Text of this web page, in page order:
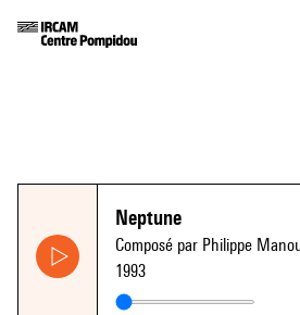
Neptune
Composé par Philippe
1993